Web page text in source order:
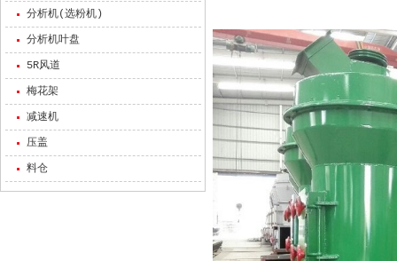
分析机(选粉机)
分析机叶盘
5R风道
梅花架
减速机
压盖
料仓